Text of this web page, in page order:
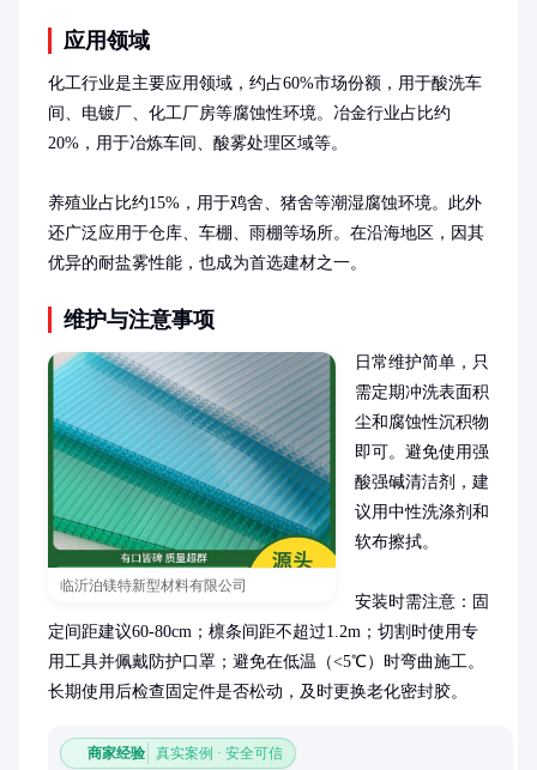
应用领域
化工行业是主要应用领域，约占60%市场份额，用于酸洗车
间、电镀厂、化工厂房等腐蚀性环境。冶金行业占比约
20%，用于冶炼车间、酸雾处理区域等。
养殖业占比约15%，用于鸡舍、猪舍等潮湿腐蚀环境。此外
还广泛应用于仓库、车棚、雨棚等场所。在沿海地区，因其
优异的耐盐雾性能，也成为首选建材之一。
维护与注意事项
临沂泊镁特新型材料有限公司
日常维护简单，只
需定期冲洗表面积
尘和腐蚀性沉积物
即可。避免使用强
酸强碱清洁剂，建
议用中性洗涤剂和
软布擦拭。
安装时需注意：固
定间距建议60-80cm；檩条间距不超过1.2m；切割时使用专
用工具并佩戴防护口罩；避免在低温（<5℃）时弯曲施工。
长期使用后检查固定件是否松动，及时更换老化密封胶。
商家经验 真实案例 · 安全可信